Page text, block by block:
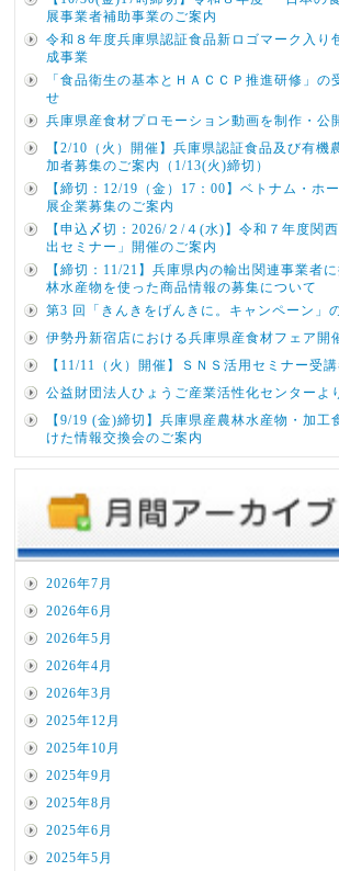
展事業者補助事業のご案内
令和８年度兵庫県認証食品新ロゴマーク入り
成事業
「食品衛生の基本とＨＡＣＣＰ推進研修」の
せ
兵庫県産食材プロモーション動画を制作・公
【2/10（火）開催】兵庫県認証食品及び有機
加者募集のご案内（1/13(火)締切）
【締切：12/19（金）17：00】ベトナム・ホ
展企業募集のご案内
【申込〆切：2026/２/４(水)】令和７年度関
出セミナー」開催のご案内
【締切：11/21】兵庫県内の輸出関連事業者
林水産物を使った商品情報の募集について
第3 回「きんきをげんきに。キャンペーン」
伊勢丹新宿店における兵庫県産食材フェア開
【11/11（火）開催】ＳＮＳ活用セミナー受
公益財団法人ひょうご産業活性化センターよ
【9/19 (金)締切】兵庫県産農林水産物・加工
けた情報交換会のご案内
2026年7月
2026年6月
2026年5月
2026年4月
2026年3月
2025年12月
2025年10月
2025年9月
2025年8月
2025年6月
2025年5月